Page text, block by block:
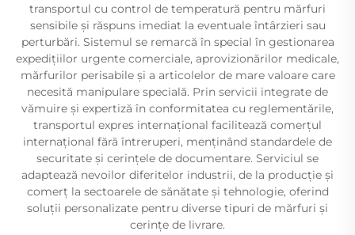
transportul cu control de temperatură pentru mărfuri
sensibile și răspuns imediat la eventuale întârzieri sau
perturbări. Sistemul se remarcă în special în gestionarea
expedițiilor urgente comerciale, aprovizionărilor medicale,
mărfurilor perisabile și a articolelor de mare valoare care
necesită manipulare specială. Prin servicii integrate de
vămuire și expertiză în conformitatea cu reglementările,
transportul expres internațional facilitează comerțul
internațional fără întreruperi, menținând standardele de
securitate și cerințele de documentare. Serviciul se
adaptează nevoilor diferitelor industrii, de la producție și
comerț la sectoarele de sănătate și tehnologie, oferind
soluții personalizate pentru diverse tipuri de mărfuri și
cerințe de livrare.